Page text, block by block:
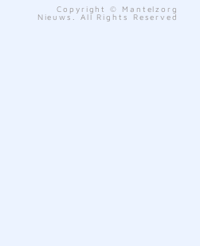
Copyright © Mantelzorg
Nieuws. All Rights Reserved